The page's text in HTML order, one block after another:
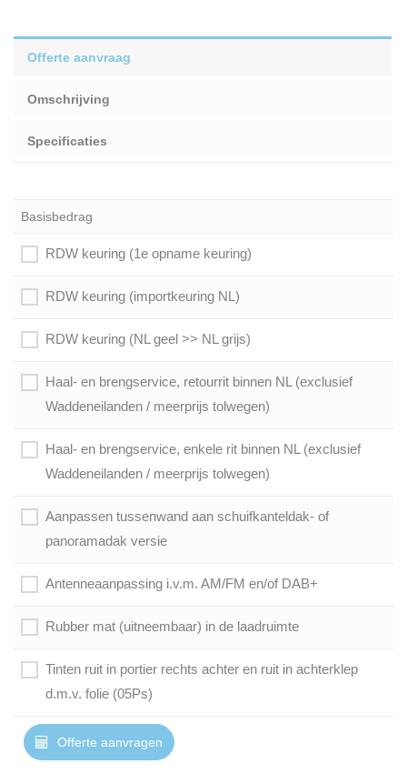
Offerte aanvraag
Omschrijving
Specificaties
Basisbedrag
RDW keuring (1e opname keuring)
RDW keuring (importkeuring NL)
RDW keuring (NL geel >> NL grijs)
Haal- en brengservice, retourrit binnen NL (exclusief
Waddeneilanden / meerprijs tolwegen)
Haal- en brengservice, enkele rit binnen NL (exclusief
Waddeneilanden / meerprijs tolwegen)
Aanpassen tussenwand aan schuifkanteldak- of
panoramadak versie
Antenneaanpassing i.v.m. AM/FM en/of DAB+
Rubber mat (uitneembaar) in de laadruimte
Tinten ruit in portier rechts achter en ruit in achterklep
d.m.v. folie (05Ps)
Offerte aanvragen